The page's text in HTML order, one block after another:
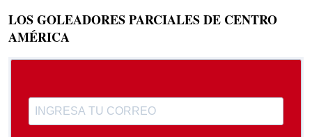
LOS GOLEADORES PARCIALES DE CENTRO
AMÉRICA